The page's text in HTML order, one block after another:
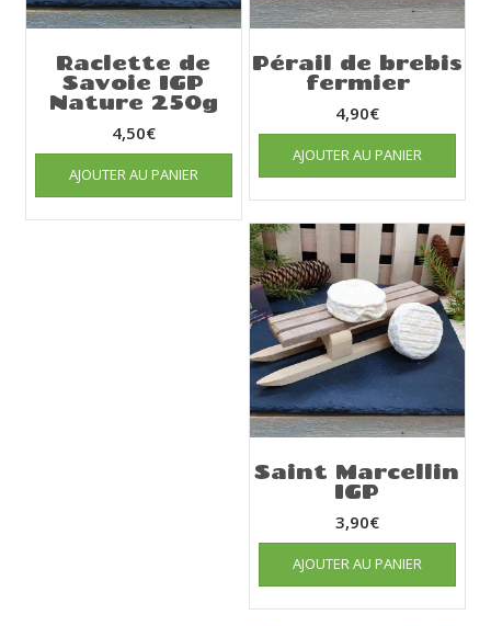
Raclette de
Savoie IGP
Nature 250g
4,50€
AJOUTER AU PANIER
Pérail de brebis
fermier
4,90€
AJOUTER AU PANIER
Saint Marcellin
IGP
3,90€
AJOUTER AU PANIER